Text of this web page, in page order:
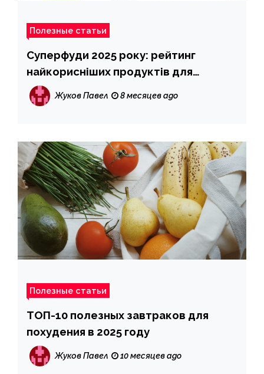
Полезные статьи
Суперфуди 2025 року: рейтинг
найкорисніших продуктів для
здоров\’я
Жуков Павел 8 месяцев ago
Полезные статьи
ТОП-10 полезных завтраков для
похудения в 2025 году
Жуков Павел 10 месяцев ago